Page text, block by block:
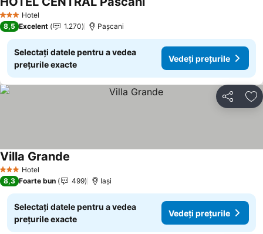
3 SteleHotel
Vedeți prețurile
8,5 Excelent 1.270 Paşcani
Selectați datele pentru a vedea
prețurile exacte
Vedeți prețurile
Distribuiți
3 SteleHotel
Villa Grande
8,3 Foarte bun 499 Iaşi
Selectați datele pentru a vedea
prețurile exacte
Vedeți prețurile